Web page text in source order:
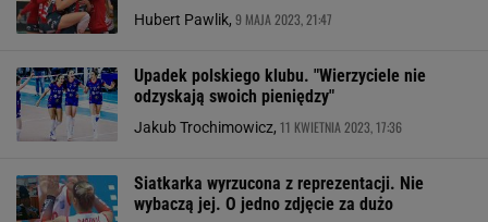
Hubert Pawlik, 9 MAJA 2023, 21:47
Upadek polskiego klubu. "Wierzyciele nie
odzyskają swoich pieniędzy"
Jakub Trochimowicz, 11 KWIETNIA 2023, 17:36
Siatkarka wyrzucona z reprezentacji. Nie
wybaczą jej. O jedno zdjęcie za dużo